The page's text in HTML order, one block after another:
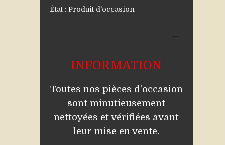
État : Produit d'occasion
INFORMATION
Toutes nos pièces d'occasion
sont minutieusement
nettoyées et vérifiées avant
leur mise en vente.